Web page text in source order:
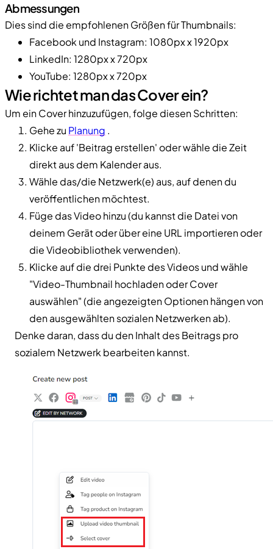
Abmessungen
Dies sind die empfohlenen Größen für Thumbnails:
Facebook und Instagram: 1080px x 1920px
LinkedIn: 1280px x 720px
YouTube: 1280px x 720px
Wie richtet man das Cover ein?
Um ein Cover hinzuzufügen, folge diesen Schritten:
Gehe zu Planung .
Klicke auf 'Beitrag erstellen' oder wähle die Zeit
direkt aus dem Kalender aus.
Wähle das/die Netzwerk(e) aus, auf denen du
veröffentlichen möchtest.
Füge das Video hinzu (du kannst die Datei von
deinem Gerät oder über eine URL importieren oder
die Videobibliothek verwenden).
Klicke auf die drei Punkte des Videos und wähle
"Video-Thumbnail hochladen oder Cover
auswählen" (die angezeigten Optionen hängen von
den ausgewählten sozialen Netzwerken ab).
Denke daran, dass du den Inhalt des Beitrags pro
sozialem Netzwerk bearbeiten kannst.